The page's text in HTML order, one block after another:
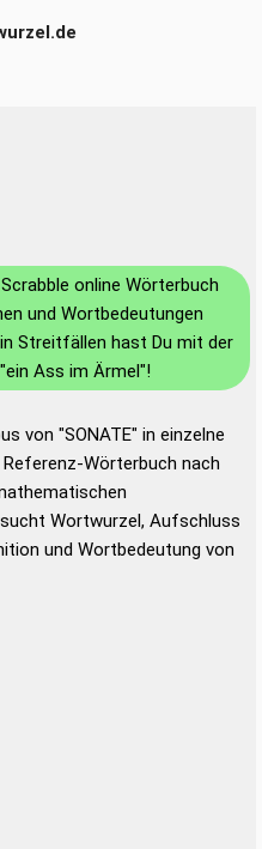
online Wörterbuch
und Wortbedeutungen
Streitfällen hast Du mit der
Ass im Ärmel"!
von "SONATE" in einzelne
Wörterbuch nach
Wortwurzel, Aufschluss
und Wortbedeutung von